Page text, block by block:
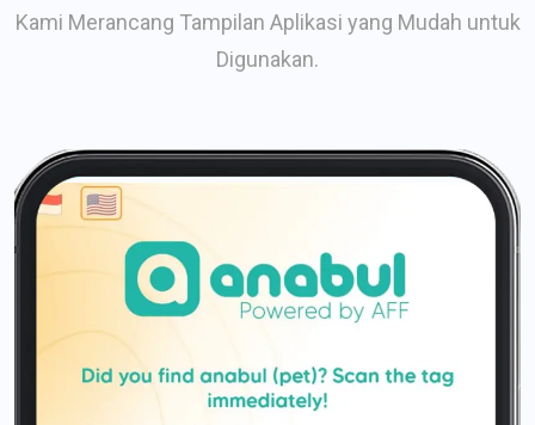
Kami Merancang Tampilan Aplikasi yang Mudah untuk
Digunakan.